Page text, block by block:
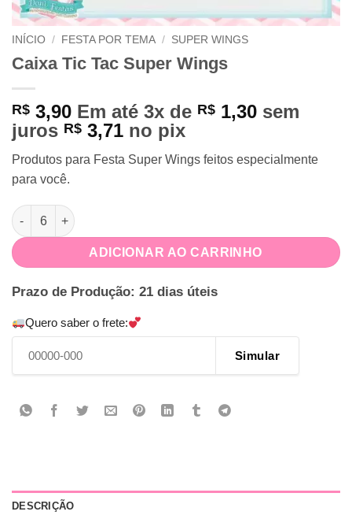
INÍCIO / FESTA POR TEMA / SUPER WINGS
Caixa Tic Tac Super Wings
R$ 3,90 Em até 3x de R$ 1,30 sem
juros R$ 3,71 no pix
Produtos para Festa Super Wings feitos especialmente
para você.
Caixa Tic Tac Super Wings quantidade
ADICIONAR AO CARRINHO
Prazo de Produção: 21 dias úteis
Quero saber o frete:
Simular
DESCRIÇÃO